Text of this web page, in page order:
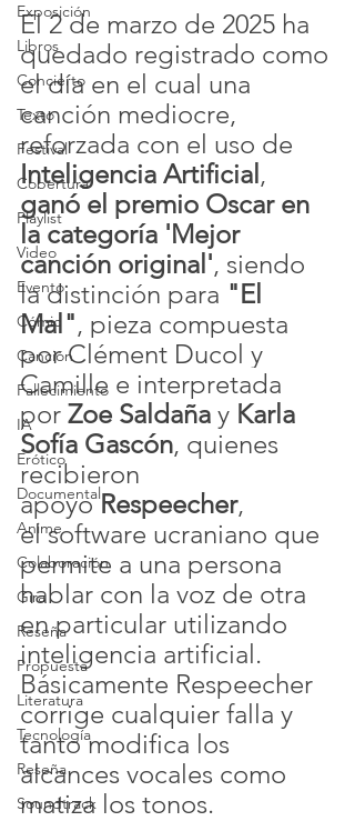
Exposición
Libros
Concierto
Texto
Festival
Cobertura
Playlist
Video
Evento
Cómic
Canción
Fallecimiento
IA
Erótico
Documental
Anime
Colaboración
Gira
Reseña
Propuesta
Literatura
Tecnología
Reseña
Soundtrack
El 2 de marzo de 2025 ha
quedado registrado como
el día en el cual una
canción mediocre,
reforzada con el uso de
Inteligencia Artificial ,
ganó el premio Oscar en
la categoría 'Mejor
canción original', siendo
la distinción para "El
Mal", pieza compuesta
por Clément Ducol y
Camille e interpretada
por Zoe Saldaña y Karla
Sofía Gascón, quienes
recibieron
apoyo Respeecher,
el software ucraniano que
permite a una persona
hablar con la voz de otra
en particular utilizando
inteligencia artificial.
Básicamente Respeecher
corrige cualquier falla y
tanto modifica los
alcances vocales como
matiza los tonos.